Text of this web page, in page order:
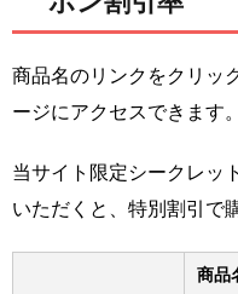
商品名のリンクをクリッ
ージにアクセスできます。
当サイト限定シークレッ
いただくと、特別割引で
商品